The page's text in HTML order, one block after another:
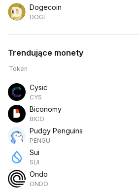
Dogecoin
DOGE
Trendujące monety
Token
Cysic
CYS
Biconomy
BICO
Pudgy Penguins
PENGU
Sui
SUI
Ondo
ONDO